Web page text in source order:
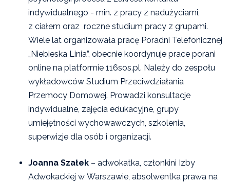
indywidualnego - min. z pracy z nadużyciami,
z ciałem oraz roczne studium pracy z grupami.
Wiele lat organizowała pracę Poradni Telefonicznej
„Niebieska Linia”, obecnie koordynuje prace porani
online na platformie 116sos.pl. Należy do zespołu
wykładowców Studium Przeciwdziałania
Przemocy Domowej. Prowadzi konsultacje
indywidualne, zajęcia edukacyjne, grupy
umiejętności wychowawczych, szkolenia,
superwizje dla osób i organizacji.
Joanna Szałek – adwokatka, członkini Izby
Adwokackiej w Warszawie, absolwentka prawa na